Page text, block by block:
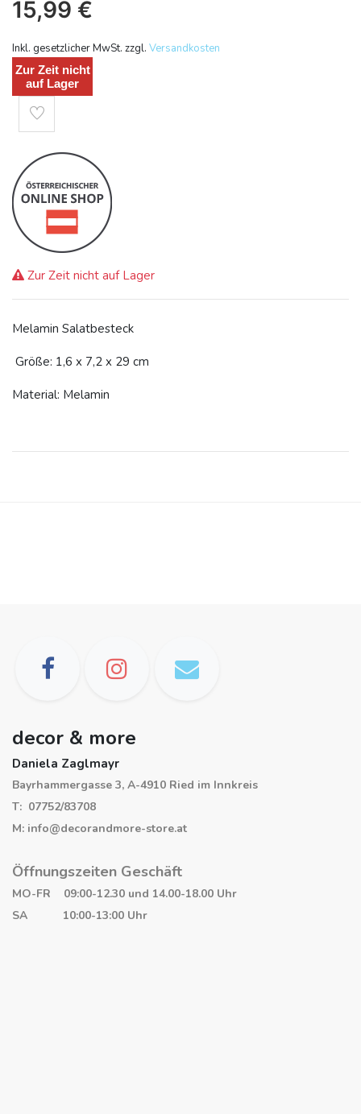
15,99 €
Inkl. gesetzlicher MwSt. zzgl. Versandkosten
Zur Zeit nicht
auf Lager
Zur Zeit nicht auf Lager
Melamin Salatbesteck
Größe: 1,6 x 7,2 x 29 cm
Material: Melamin
decor & more
Daniela Zaglmayr
Bayrhammergasse 3, A-4910 Ried im Innkreis
T: 07752/83708
M: info@decorandmore-store.at
Öffnungszeiten Geschäft
MO-FR 09:00-12.30 und 14.00-18.00 Uhr
SA 10:00-13:00 Uhr